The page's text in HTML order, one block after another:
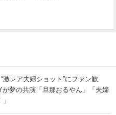
激レア夫婦ショット”にファン歓
夢の共演「旦那おるやん」「夫婦